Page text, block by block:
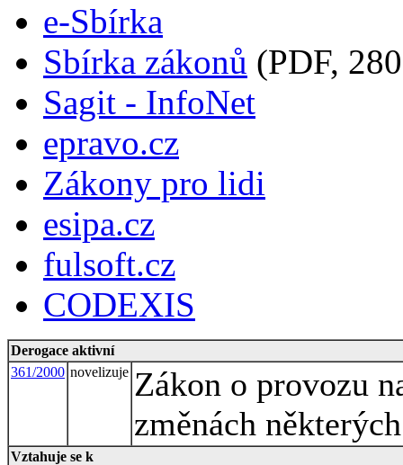
e-Sbírka
Sbírka zákonů (PDF,
Sagit - InfoNet
epravo.cz
Zákony pro lidi
esipa.cz
fulsoft.cz
CODEXIS
Derogace aktivní
361/2000 novelizuje Zákon o provozu
změnách
Vztahuje se k